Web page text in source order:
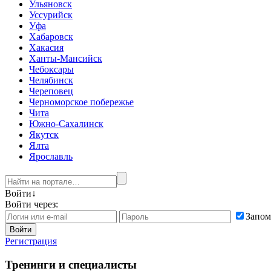
Ульяновск
Уссурийск
Уфа
Хабаровск
Хакасия
Ханты-Мансийск
Чебоксары
Челябинск
Череповец
Черноморское побережье
Чита
Южно-Сахалинск
Якутск
Ялта
Ярославль
Войти↓
Войти через:
Войти
Регистрация
Тренинги и специалисты